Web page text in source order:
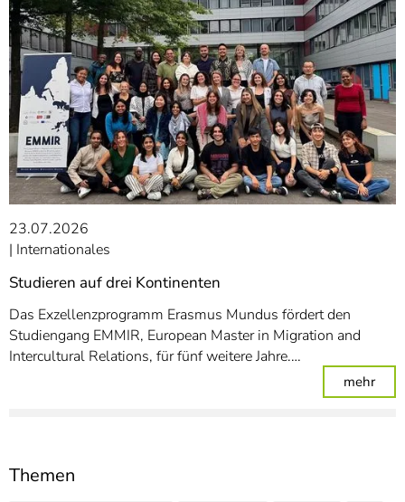
Themen
23.07.2026
Internationales
Studieren auf drei Kontinenten
Das Exzellenzprogramm Erasmus Mundus fördert den
Studiengang EMMIR, European Master in Migration and
Intercultural Relations, für fünf weitere Jahre.…
mehr: